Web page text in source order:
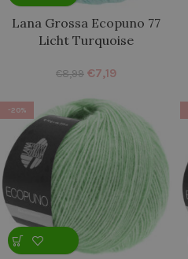
Lana Grossa Ecopuno 77
Licht Turquoise
€8,99 €7,19
-20%